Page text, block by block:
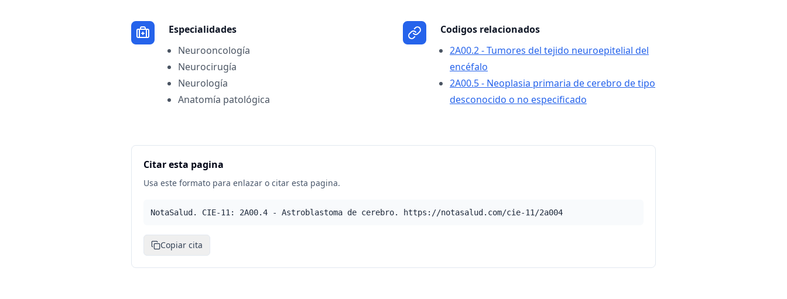
Especialidades
Neurooncología
Neurocirugía
Neurología
Anatomía patológica
Codigos relacionados
2A00.2 - Tumores del tejido neuroepitelial del
encéfalo
2A00.5 - Neoplasia primaria de cerebro de tipo
desconocido o no especificado
Citar esta pagina
Usa este formato para enlazar o citar esta pagina.
NotaSalud. CIE-11: 2A00.4 - Astroblastoma de cerebro. https://notasalud.com/cie-11/2a004
Copiar cita